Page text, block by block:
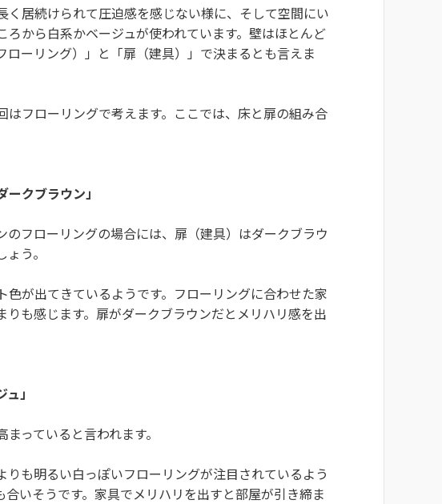
く居続けられて圧迫感を感じない様に、そして空間にい
から白系かベージュが使われています。壁はほとんど
ーリング）」と「扉（建具）」で決まるとも言えま
フローリングで考えます。ここでは、床と扉の組み合
クブラウン」
フローリングの場合には、扉（建具）はダークブラウ
う。
が出てきているようです。フローリングに合わせた家
も感じます。扉がダークブラウンだとメリハリ感を出
」
っていると言われます。
も明るい白っぽいフローリングが注目されているよう
いそうです。家具でメリハリを出すと部屋が引き締ま